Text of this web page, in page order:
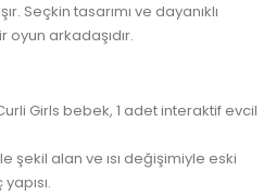
Seçkin tasarımı ve dayanıklı
oyun arkadaşıdır.
Girls bebek, 1 adet interaktif evcil
şekil alan ve ısı değişimiyle eski